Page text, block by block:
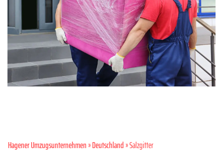
Hagener Umzugsunternehmen»Deutschland» Salzgitter